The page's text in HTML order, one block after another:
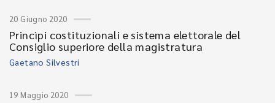
20 Giugno 2020
Princìpi costituzionali e sistema elettorale del
Consiglio superiore della magistratura
Gaetano Silvestri
19 Maggio 2020